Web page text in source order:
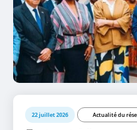
22 juillet 2026 Actualité du